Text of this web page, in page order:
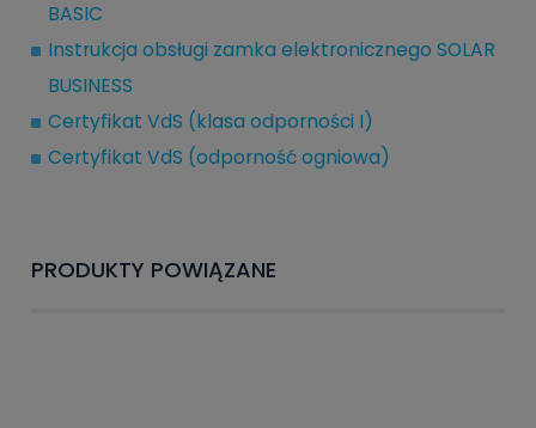
BASIC
Instrukcja obsługi zamka elektronicznego SOLAR
BUSINESS
Certyfikat VdS (klasa odporności I)
Certyfikat VdS (odporność ogniowa)
PRODUKTY POWIĄZANE